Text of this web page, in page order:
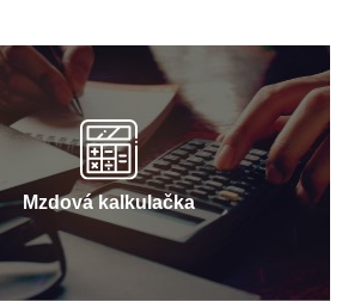
Mzdová kalkulačka